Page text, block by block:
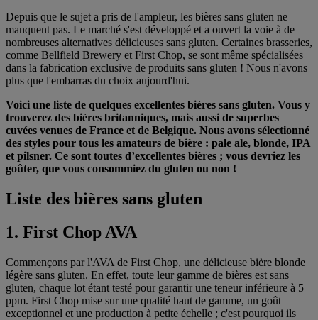
Depuis que le sujet a pris de l'ampleur, les bières sans gluten ne
manquent pas. Le marché s'est développé et a ouvert la voie à de
nombreuses alternatives délicieuses sans gluten. Certaines brasseries,
comme Bellfield Brewery et First Chop, se sont même spécialisées
dans la fabrication exclusive de produits sans gluten ! Nous n'avons
plus que l'embarras du choix aujourd'hui.
Voici une liste de quelques excellentes bières sans gluten. Vous y
trouverez des bières britanniques, mais aussi de superbes
cuvées venues de France et de Belgique. Nous avons sélectionné
des styles pour tous les amateurs de bière : pale ale, blonde, IPA
et pilsner. Ce sont toutes d’excellentes bières ; vous devriez les
goûter, que vous consommiez du gluten ou non !
Liste des bières sans gluten
1. First Chop AVA
Commençons par l'AVA de First Chop, une délicieuse bière blonde
légère sans gluten. En effet, toute leur gamme de bières est sans
gluten, chaque lot étant testé pour garantir une teneur inférieure à 5
ppm. First Chop mise sur une qualité haut de gamme, un goût
exceptionnel et une production à petite échelle ; c'est pourquoi ils